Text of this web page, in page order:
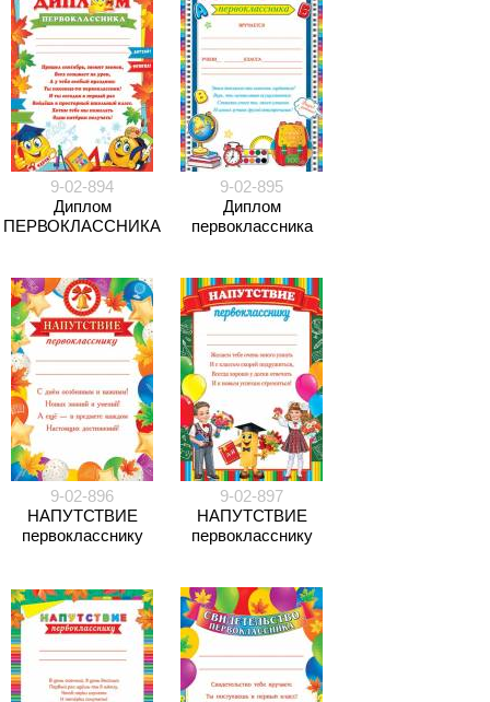
9-02-894
Диплом
ПЕРВОКЛАССНИКА
9-02-895
Диплом
первоклассника
9-02-896
НАПУТСТВИЕ
первокласснику
9-02-897
НАПУТСТВИЕ
первокласснику